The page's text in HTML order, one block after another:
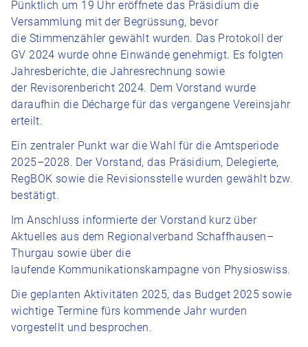
Pünktlich um 19 Uhr eröffnete das Präsidium die
Versammlung mit der Begrüssung, bevor
die Stimmenzähler gewählt wurden. Das Protokoll der
GV 2024 wurde ohne Einwände genehmigt. Es folgten
Jahresberichte, die Jahresrechnung sowie
der Revisorenbericht 2024. Dem Vorstand wurde
daraufhin die Décharge für das vergangene Vereinsjahr
erteilt.
Ein zentraler Punkt war die Wahl für die Amtsperiode
2025–2028. Der Vorstand, das Präsidium, Delegierte,
RegBOK sowie die Revisionsstelle wurden gewählt bzw.
bestätigt.
Im Anschluss informierte der Vorstand kurz über
Aktuelles aus dem Regionalverband Schaffhausen–
Thurgau sowie über die
laufende Kommunikationskampagne von Physioswiss.
Die geplanten Aktivitäten 2025, das Budget 2025 sowie
wichtige Termine fürs kommende Jahr wurden
vorgestellt und besprochen.